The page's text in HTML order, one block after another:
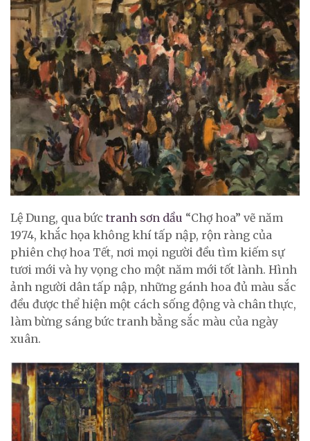
Lệ Dung, qua bức tranh sơn dầu “Chợ hoa” vẽ năm
1974, khắc họa không khí tấp nập, rộn ràng của
phiên chợ hoa Tết, nơi mọi người đều tìm kiếm sự
tươi mới và hy vọng cho một năm mới tốt lành. Hình
ảnh người dân tấp nập, những gánh hoa đủ màu sắc
đều được thể hiện một cách sống động và chân thực,
làm bừng sáng bức tranh bằng sắc màu của ngày
xuân.